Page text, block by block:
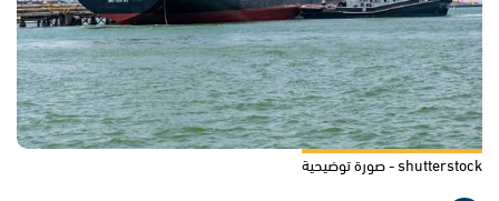
shutterstock - صورة توضيحية